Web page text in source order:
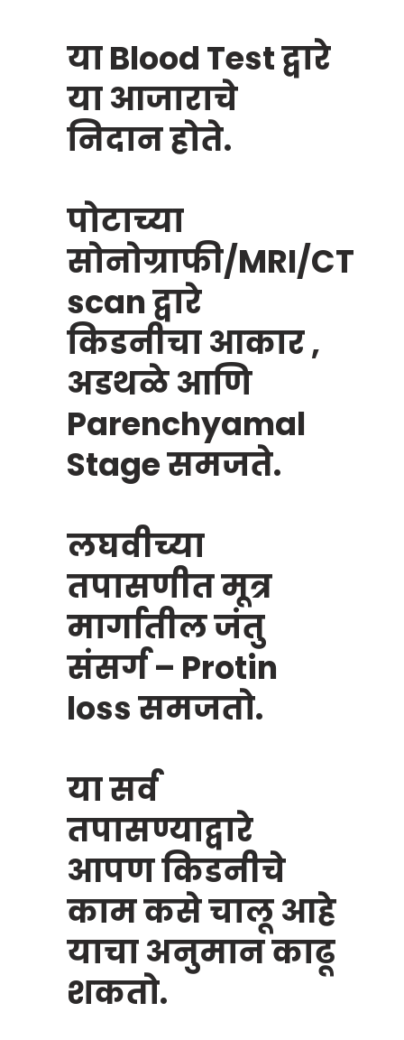
या Blood Test द्वारे
या आजाराचे
निदान होते.
पोटाच्या
सोनोग्राफी/MRI/CT
scan द्वारे
किडनीचा आकार ,
अडथळे आणि
Parenchyamal
Stage समजते.
लघवीच्या
तपासणीत मूत्र
मार्गातील जंतु
संसर्ग – Protin
loss समजतो.
या सर्व
तपासण्याद्वारे
आपण किडनीचे
काम कसे चालू आहे
याचा अनुमान काढू
शकतो.